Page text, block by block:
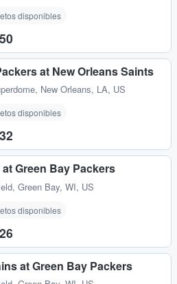
disponibles
at New Orleans Saints
, New Orleans, LA, US
disponibles
Green Bay Packers
, Green Bay, WI, US
disponibles
at Green Bay Packers